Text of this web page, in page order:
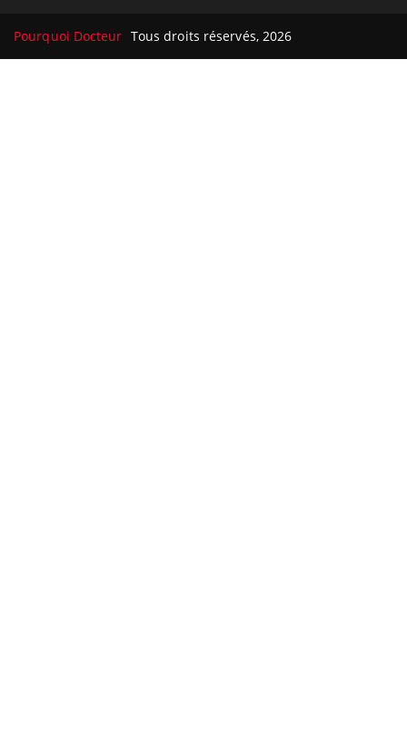
Pourquoi Docteur Tous droits réservés, 2026